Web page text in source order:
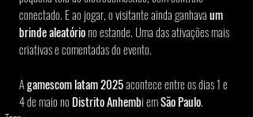
conectado. E ao jogar, o visitante ainda ganhava um
brinde aleatório no estande. Uma das ativações mais
criativas e comentadas do evento.
A gamescom latam 2025 acontece entre os dias 1 e
4 de maio no Distrito Anhembi em São Paulo.